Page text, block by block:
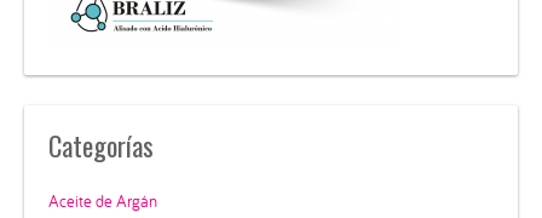
Categorías
Aceite de Argán